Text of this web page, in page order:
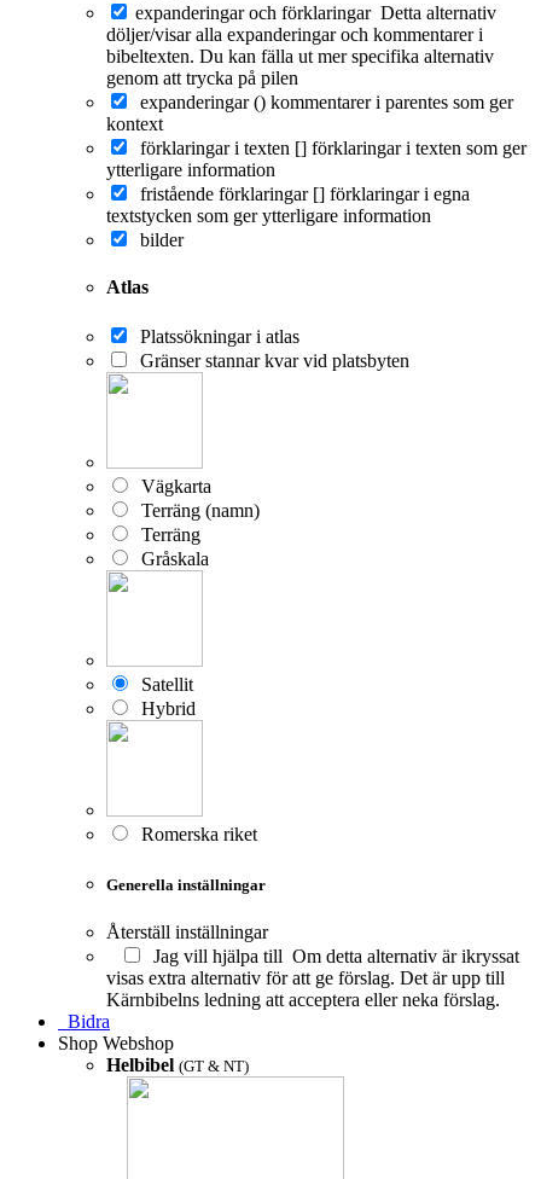
expanderingar och förklaringar Detta alternativ
döljer/visar alla expanderingar och kommentarer i
bibeltexten. Du kan fälla ut mer specifika alternativ
genom att trycka på pilen
expanderingar () kommentarer i parentes som ger
kontext
förklaringar i texten [] förklaringar i texten som ger
ytterligare information
fristående förklaringar [] förklaringar i egna
textstycken som ger ytterligare information
bilder
Atlas
Platssökningar i atlas
Gränser stannar kvar vid platsbyten
Vägkarta
Terräng (namn)
Terräng
Gråskala
Satellit
Hybrid
Romerska riket
Generella inställningar
Återställ inställningar
Jag vill hjälpa till Om detta alternativ är ikryssat
visas extra alternativ för att ge förslag. Det är upp till
Kärnbibelns ledning att acceptera eller neka förslag.
Bidra
Shop Webshop
Helbibel (GT & NT)